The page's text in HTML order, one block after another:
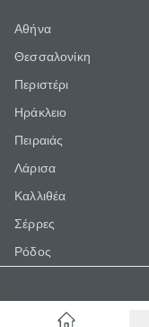
Αθήνα
Θεσσαλονίκη
Περιστέρι
Ηράκλειο
Πειραιάς
Λάρισα
Καλλιθέα
Σέρρες
Ρόδος